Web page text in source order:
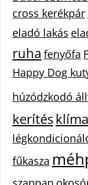
cross kerékpár
eladó lakás
ruha fenyőfa
Happy Dog
húzódzkodó
kerítésklíma
fűkasza